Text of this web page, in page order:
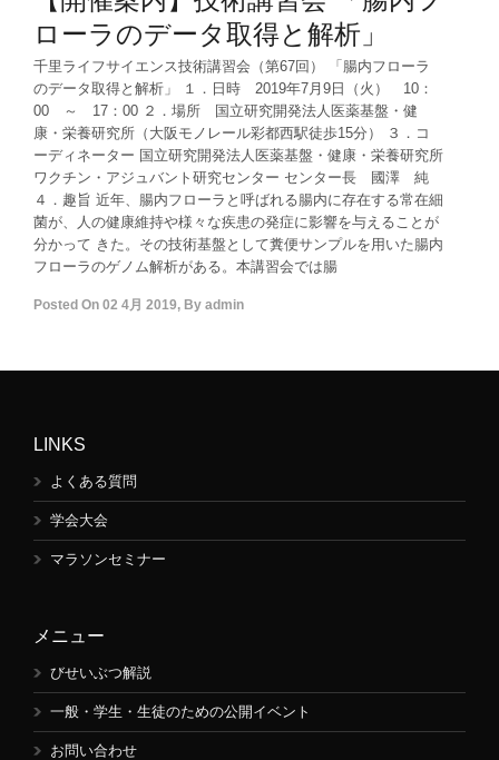
ローラのデータ取得と解析」
千里ライフサイエンス技術講習会（第67回） 「腸内フローラ
のデータ取得と解析」 １．日時 2019年7月9日（火） 10：
00 ～ 17：00 ２．場所 国立研究開発法人医薬基盤・健
康・栄養研究所（大阪モノレール彩都西駅徒歩15分） ３．コ
ーディネーター 国立研究開発法人医薬基盤・健康・栄養研究所
ワクチン・アジュバント研究センター センター長 國澤 純
４．趣旨 近年、腸内フローラと呼ばれる腸内に存在する常在細
菌が、人の健康維持や様々な疾患の発症に影響を与えることが
分かって きた。その技術基盤として糞便サンプルを用いた腸内
フローラのゲノム解析がある。本講習会では腸
Posted On 02 4月 2019, By admin
LINKS
よくある質問
学会大会
マラソンセミナー
メニュー
びせいぶつ解説
一般・学生・生徒のための公開イベント
お問い合わせ